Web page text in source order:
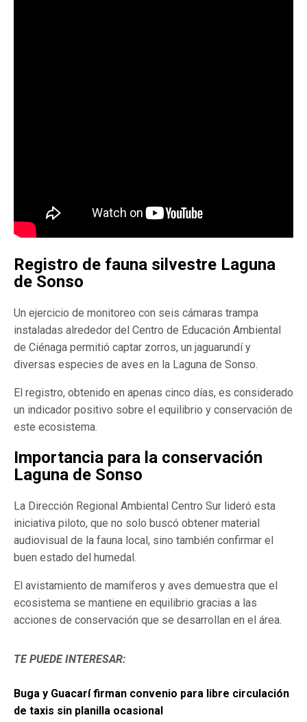
Registro de fauna silvestre Laguna
de Sonso
Un ejercicio de monitoreo con seis cámaras trampa
instaladas alrededor del Centro de Educación Ambiental
de Ciénaga permitió captar zorros, un jaguarundí y
diversas especies de aves en la Laguna de Sonso.
El registro, obtenido en apenas cinco días, es considerado
un indicador positivo sobre el equilibrio y conservación de
este ecosistema.
Importancia para la conservación
Laguna de Sonso
La Dirección Regional Ambiental Centro Sur lideró esta
iniciativa piloto, que no solo buscó obtener material
audiovisual de la fauna local, sino también confirmar el
buen estado del humedal.
El avistamiento de mamíferos y aves demuestra que el
ecosistema se mantiene en equilibrio gracias a las
acciones de conservación que se desarrollan en el área.
TE PUEDE INTERESAR:
Buga y Guacarí firman convenio para libre circulación
de taxis sin planilla ocasional